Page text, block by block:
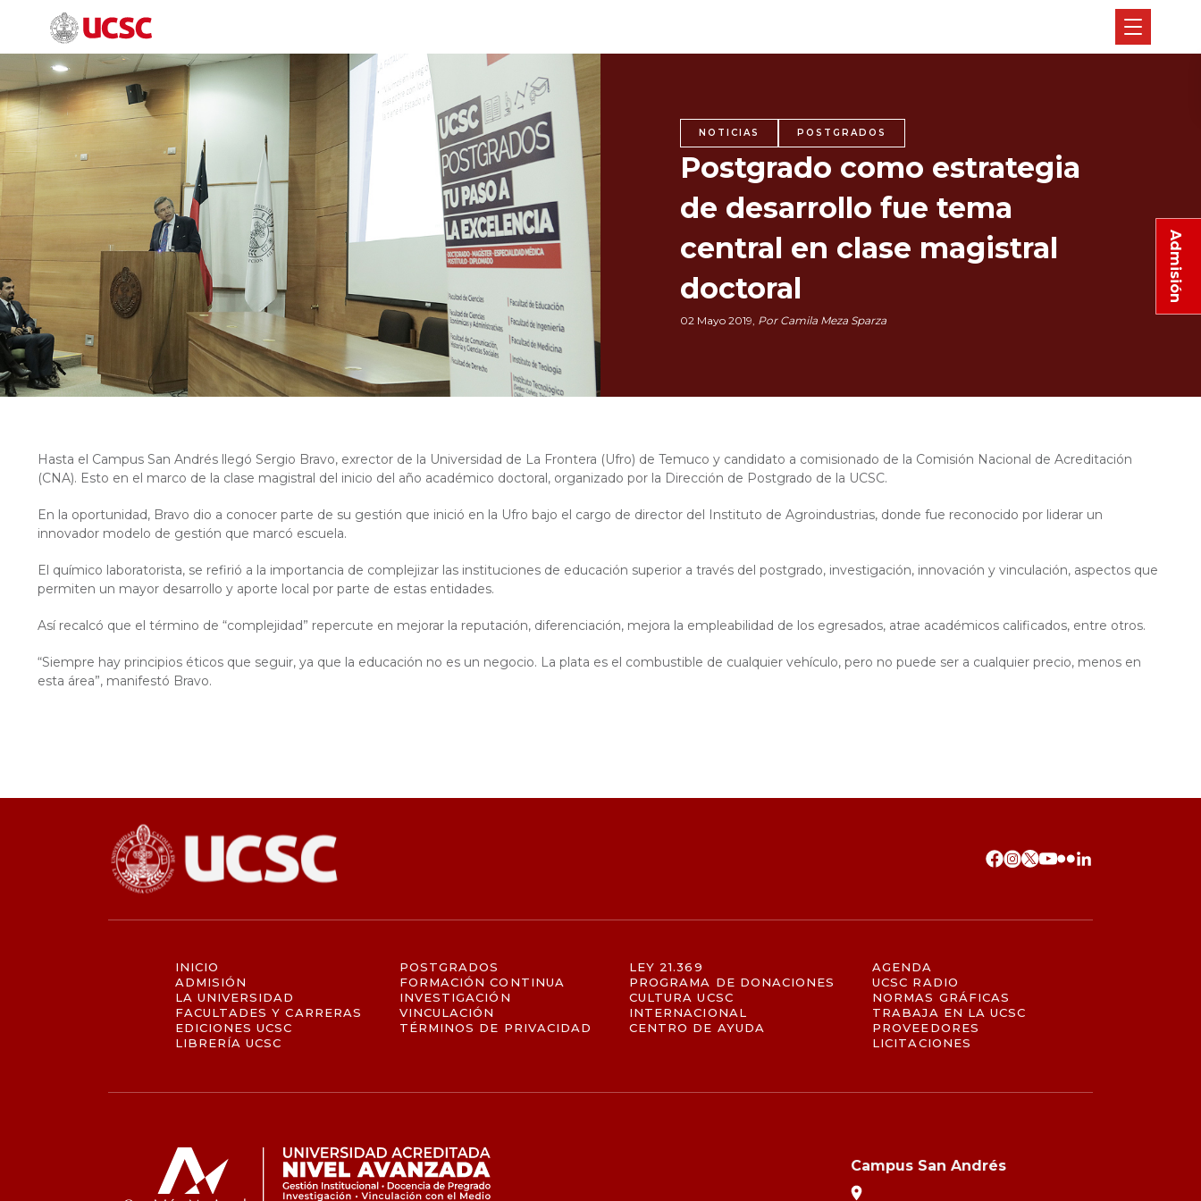
Admisión
NOTICIAS POSTGRADOS
Postgrado como estrategia
de desarrollo fue tema
central en clase magistral
doctoral
02 Mayo 2019, Por Camila Meza Sparza
Hasta el Campus San Andrés llegó Sergio Bravo, exrector de la Universidad de La Frontera (Ufro) de Temuco y candidato a comisionado de la Comisión Nacional de Acreditación
(CNA). Esto en el marco de la clase magistral del inicio del año académico doctoral, organizado por la Dirección de Postgrado de la UCSC.
En la oportunidad, Bravo dio a conocer parte de su gestión que inició en la Ufro bajo el cargo de director del Instituto de Agroindustrias, donde fue reconocido por liderar un
innovador modelo de gestión que marcó escuela.
El químico laboratorista, se refirió a la importancia de complejizar las instituciones de educación superior a través del postgrado, investigación, innovación y vinculación, aspectos que
permiten un mayor desarrollo y aporte local por parte de estas entidades.
Así recalcó que el término de “complejidad” repercute en mejorar la reputación, diferenciación, mejora la empleabilidad de los egresados, atrae académicos calificados, entre otros.
“Siempre hay principios éticos que seguir, ya que la educación no es un negocio. La plata es el combustible de cualquier vehículo, pero no puede ser a cualquier precio, menos en
esta área”, manifestó Bravo.
INICIO
ADMISIÓN
LA UNIVERSIDAD
FACULTADES Y CARRERAS
EDICIONES UCSC
LIBRERÍA UCSC
POSTGRADOS
FORMACIÓN CONTINUA
INVESTIGACIÓN
VINCULACIÓN
TÉRMINOS DE PRIVACIDAD
LEY 21.369
PROGRAMA DE DONACIONES
CULTURA UCSC
INTERNACIONAL
CENTRO DE AYUDA
AGENDA
UCSC RADIO
NORMAS GRÁFICAS
TRABAJA EN LA UCSC
PROVEEDORES
LICITACIONES
Campus San Andrés